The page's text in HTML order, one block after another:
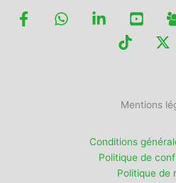
Mentions
Conditions
Politique de
Politique de